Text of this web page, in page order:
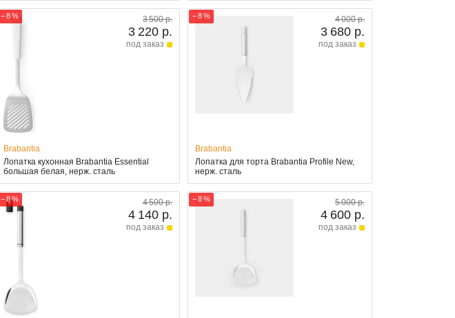
− 8 % 3 500 р.
3 220 р.
под заказ
Brabantia
Лопатка кухонная Brabantia Essential
большая белая, нерж. сталь
− 8 % 4 000 р.
3 680 р.
под заказ
Brabantia
Лопатка для торта Brabantia Profile New,
нерж. сталь
− 8 % 4 500 р.
4 140 р.
под заказ
− 8 % 5 000 р.
4 600 р.
под заказ